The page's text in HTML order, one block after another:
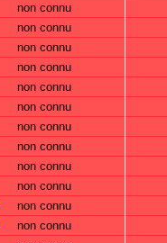
non connu
non connu
non connu
non connu
non connu
non connu
non connu
non connu
non connu
non connu
non connu
non connu